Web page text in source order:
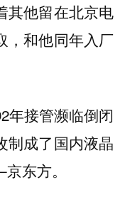
其他留在北京电
，和他同年入厂
年接管濒临倒闭
制成了国内液晶
东方。